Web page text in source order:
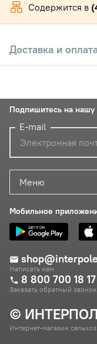
Содержится в
Доставка и
©
Интернет-магазин
Меню
Мобильное
Написать нам
8 800 700 18 17
Заказать обратный звонок
Подпишитесь на нашу
E-mail